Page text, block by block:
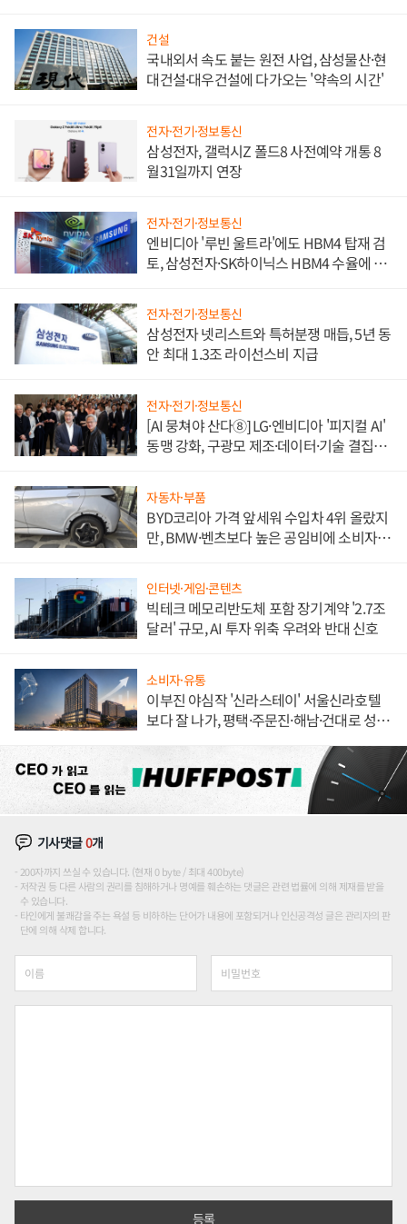
건설
국내외서 속도 붙는 원전 사업, 삼성물산·현
대건설·대우건설에 다가오는 '약속의 시간'
전자·전기·정보통신
삼성전자, 갤럭시Z 폴드8 사전예약 개통 8
월31일까지 연장
전자·전기·정보통신
엔비디아 '루빈 울트라'에도 HBM4 탑재 검
토, 삼성전자·SK하이닉스 HBM4 수율에 주
전자·전기·정보통신
삼성전자 넷리스트와 특허분쟁 매듭, 5년 동
안 최대 1.3조 라이선스비 지급
전자·전기·정보통신
[AI 뭉쳐야 산다⑧] LG·엔비디아 '피지컬 AI'
동맹 강화, 구광모 제조·데이터·기술 결집
자동차·부품
BYD코리아 가격 앞세워 수입차 4위 올랐지
만, BMW·벤츠보다 높은 공임비에 소비자
인터넷·게임·콘텐츠
빅테크 메모리반도체 포함 장기계약 '2.7조
달러' 규모, AI 투자 위축 우려와 반대 신호
소비자·유통
이부진 야심작 '신라스테이' 서울신라호텔
보다 잘 나가, 평택·주문진·해남·건대로 성
기사댓글0개
200자까지 쓰실 수 있습니다. (현재 0 byte / 최대 400byte)
저작권 등 다른 사람의 권리를 침해하거나 명예를 훼손하는 댓글은 관련 법률에 의해 제재를 받을
수 있습니다.
타인에게 불쾌감을 주는 욕설 등 비하하는 단어가 내용에 포함되거나 인신공격성 글은 관리자의 판
단에 의해 삭제 합니다.